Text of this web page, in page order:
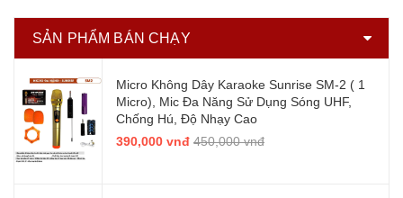
SẢN PHẨM BÁN CHẠY
Micro Không Dây Karaoke Sunrise SM-2 ( 1
Micro), Mic Đa Năng Sử Dụng Sóng UHF,
Chống Hú, Độ Nhạy Cao
390,000 vnđ 450,000 vnđ